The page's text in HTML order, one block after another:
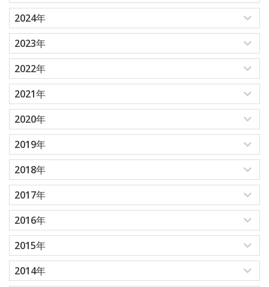
2024年
2023年
2022年
2021年
2020年
2019年
2018年
2017年
2016年
2015年
2014年